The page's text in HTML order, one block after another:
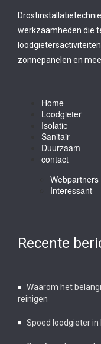
werkzaamheden die
zonnepanelen en
Home
Loodgieter
Isolatie
Sanitair
Duurzaam
contact
Webpartners
Interessant
Recente
Waarom het
reinigen
Spoed loodgieter in